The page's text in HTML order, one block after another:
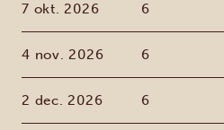
7 okt. 2026 6
4 nov. 2026 6
2 dec. 2026 6